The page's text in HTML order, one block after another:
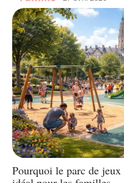
Pourquoi le parc de